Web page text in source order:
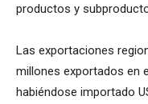
productos y
Las exportaciones
millones exportados en
habiéndose importado